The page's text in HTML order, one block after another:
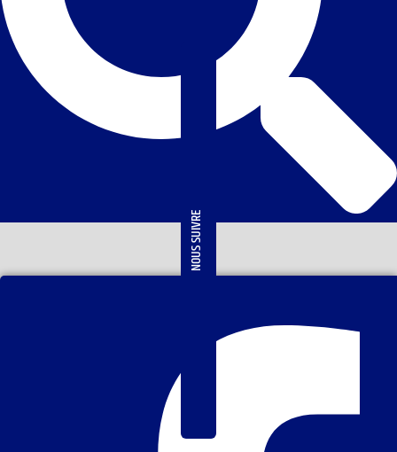
NOUS SUIVRE